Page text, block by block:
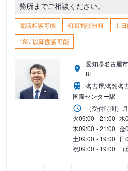
務所までご相談ください。
電話相談可能 初回面談無料
土
18時以降面談可能
愛知県名古屋
8F
名古屋/名鉄名
国際センター駅
（受付時間）
火09:00 - 21:00 水
木09:00 - 21:00 金
土09:00 - 19:00 日
祝09:00 - 19:00